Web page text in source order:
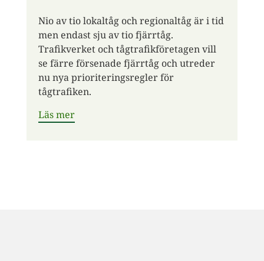
Nio av tio lokaltåg och regionaltåg är i tid
men endast sju av tio fjärrtåg.
Trafikverket och tågtrafikföretagen vill
se färre försenade fjärrtåg och utreder
nu nya prioriteringsregler för
tågtrafiken.
Läs mer